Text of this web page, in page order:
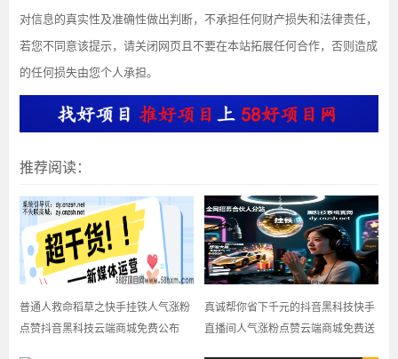
对信息的真实性及准确性做出判断，不承担任何财产损失和法律责任，
若您不同意该提示，请关闭网页且不要在本站拓展任何合作，否则造成
的任何损失由您个人承担。
推荐阅读：
普通人救命稻草之快手挂铁人气涨粉
点赞抖音黑科技云端商城免费公布
真诚帮你省下千元的抖音黑科技快手
直播间人气涨粉点赞云端商城免费送